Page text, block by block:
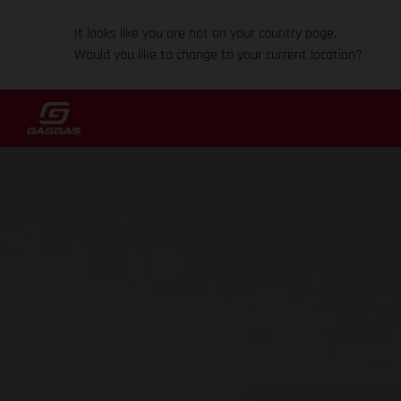
It looks like you are not on your country page.
Would you like to change to your current location?